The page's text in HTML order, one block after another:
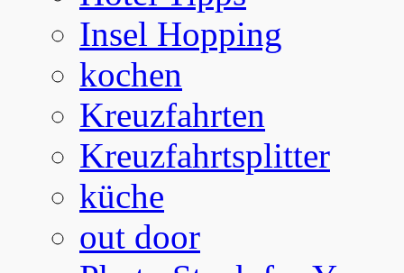
Insel Hopping
kochen
Kreuzfahrten
Kreuzfahrtsplitter
küche
out door